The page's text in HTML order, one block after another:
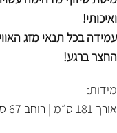
ואיכותי!
עמידה בכל תנאי מזג
החצר ברגע!
מידות:
אורך 181 ס״מ | רוחב 67 ס״מ | גובה 81 ס״מ